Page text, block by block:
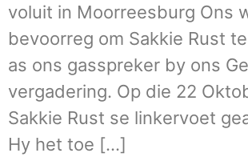
voluit in Moorreesburg Ons
bevoorreg om Sakkie Rust
as ons gasspreker by ons
vergadering. Op die 22
Sakkie Rust se linkervoet
Hy het toe […]